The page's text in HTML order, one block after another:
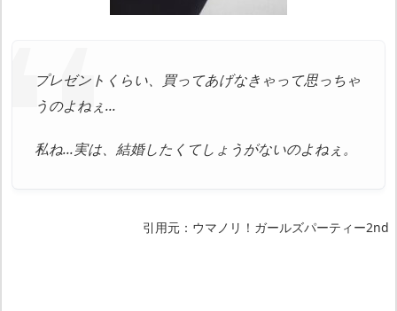
プレゼントくらい、買ってあげなきゃって思っちゃ
うのよねぇ…
私ね…実は、結婚したくてしょうがないのよねぇ。
引用元：ウマノリ！ガールズパーティー2nd